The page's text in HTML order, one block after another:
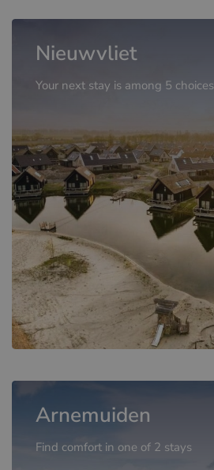
Nieuwvliet
Your next stay is among 5 choices
Arnemuiden
Find comfort in one of 2 stays